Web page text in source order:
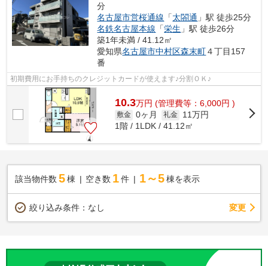
分
名古屋市営桜通線 「太閤通 」駅 徒歩25分
名鉄名古屋本線 「栄生 」駅 徒歩26分
築1年未満 / 41.12㎡
愛知県名古屋市中村区森末町４丁目157
番
初期費用にお手持ちのクレジットカードが使えます♪分割ＯＫ♪
10.3万円 (管理費等：6,000円 )
敷金 0ヶ月 礼金
11万円
1階 / 1LDK / 41.12㎡
該当物件数 5棟 空き数 1 件 1～5 棟を表示
絞り込み条件： なし 変更